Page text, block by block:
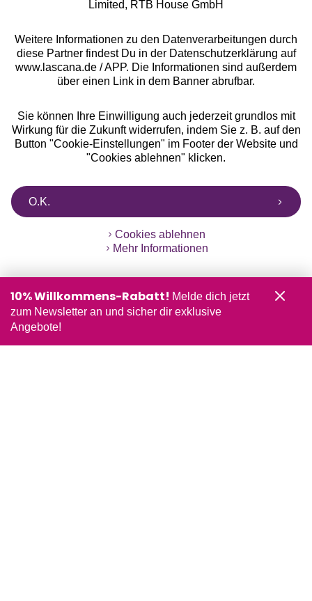
** Bonität vorausgesetzt, berechtigt zur Bonitätsprüfung
Limited, RTB House GmbH
Weitere Informationen zu den Datenverarbeitungen durch
diese Partner findest Du in der Datenschutzerklärung auf
www.lascana.de / APP. Die Informationen sind außerdem
über einen Link in dem Banner abrufbar.
Sie können Ihre Einwilligung auch jederzeit grundlos mit
Wirkung für die Zukunft widerrufen, indem Sie z. B. auf den
Button "Cookie-Einstellungen" im Footer der Website und
"Cookies ablehnen" klicken.
O.K.
Cookies ablehnen
Mehr Informationen
10% Willkommens-Rabatt! Melde dich jetzt
zum Newsletter an und sicher dir exklusive
Angebote!